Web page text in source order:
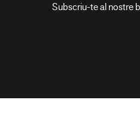
Subscriu-te al nostre